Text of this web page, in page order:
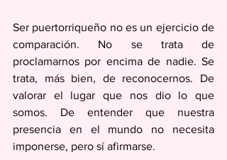
Ser puertorriqueño no es un ejercicio de
comparación. No se trata de
proclamarnos por encima de nadie. Se
trata, más bien, de reconocernos. De
valorar el lugar que nos dio lo que
somos. De entender que nuestra
presencia en el mundo no necesita
imponerse, pero sí afirmarse.